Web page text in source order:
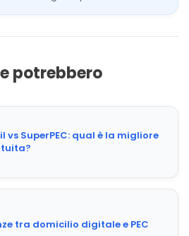
potrebbero
vs SuperPEC: qual è la migliore
tra domicilio digitale e PEC